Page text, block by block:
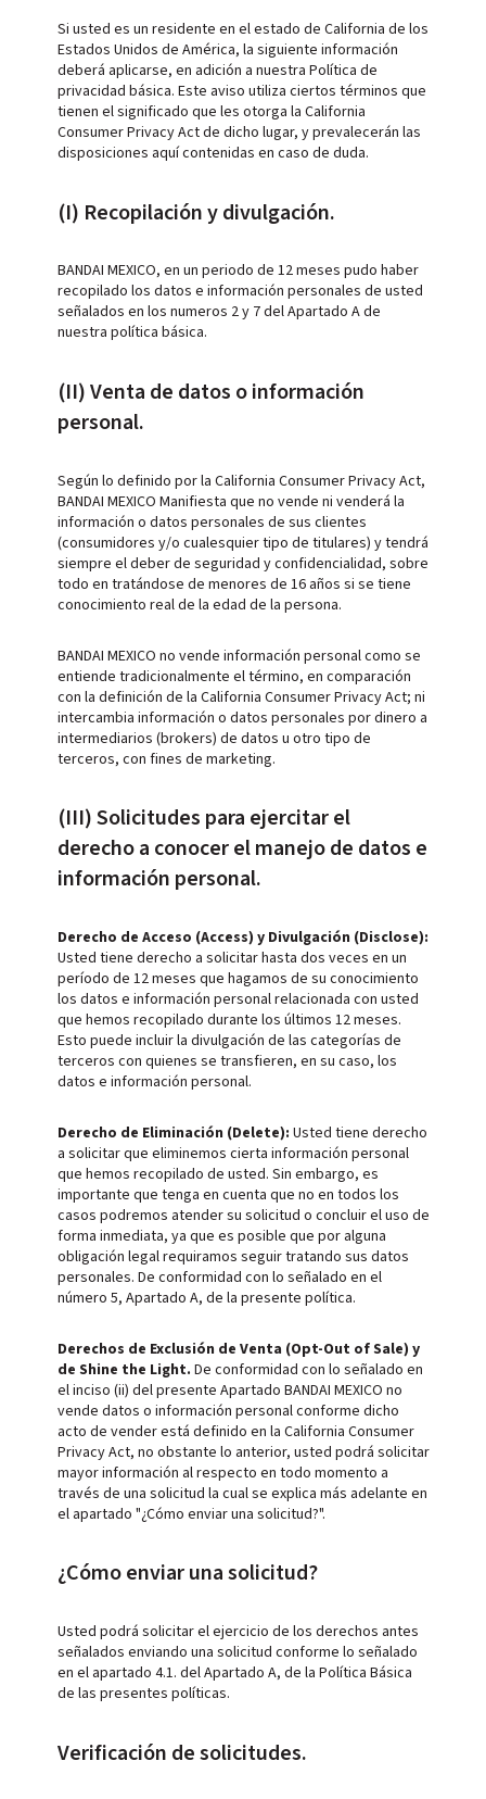
Si usted es un residente en el estado de California de los
Estados Unidos de América, la siguiente información
deberá aplicarse, en adición a nuestra Política de
privacidad básica. Este aviso utiliza ciertos términos que
tienen el significado que les otorga la California
Consumer Privacy Act de dicho lugar, y prevalecerán las
disposiciones aquí contenidas en caso de duda.
(I) Recopilación y divulgación.
BANDAI MEXICO, en un periodo de 12 meses pudo haber
recopilado los datos e información personales de usted
señalados en los numeros 2 y 7 del Apartado A de
nuestra política básica.
(II) Venta de datos o información
personal.
Según lo definido por la California Consumer Privacy Act,
BANDAI MEXICO Manifiesta que no vende ni venderá la
información o datos personales de sus clientes
(consumidores y/o cualesquier tipo de titulares) y tendrá
siempre el deber de seguridad y confidencialidad, sobre
todo en tratándose de menores de 16 años si se tiene
conocimiento real de la edad de la persona.
BANDAI MEXICO no vende información personal como se
entiende tradicionalmente el término, en comparación
con la definición de la California Consumer Privacy Act; ni
intercambia información o datos personales por dinero a
intermediarios (brokers) de datos u otro tipo de
terceros, con fines de marketing.
(III) Solicitudes para ejercitar el
derecho a conocer el manejo de datos e
información personal.
Derecho de Acceso (Access) y Divulgación (Disclose):
Usted tiene derecho a solicitar hasta dos veces en un
período de 12 meses que hagamos de su conocimiento
los datos e información personal relacionada con usted
que hemos recopilado durante los últimos 12 meses.
Esto puede incluir la divulgación de las categorías de
terceros con quienes se transfieren, en su caso, los
datos e información personal.
Derecho de Eliminación (Delete): Usted tiene derecho
a solicitar que eliminemos cierta información personal
que hemos recopilado de usted. Sin embargo, es
importante que tenga en cuenta que no en todos los
casos podremos atender su solicitud o concluir el uso de
forma inmediata, ya que es posible que por alguna
obligación legal requiramos seguir tratando sus datos
personales. De conformidad con lo señalado en el
número 5, Apartado A, de la presente política.
Derechos de Exclusión de Venta (Opt-Out of Sale) y
de Shine the Light. De conformidad con lo señalado en
el inciso (ii) del presente Apartado BANDAI MEXICO no
vende datos o información personal conforme dicho
acto de vender está definido en la California Consumer
Privacy Act, no obstante lo anterior, usted podrá solicitar
mayor información al respecto en todo momento a
través de una solicitud la cual se explica más adelante en
el apartado "¿Cómo enviar una solicitud?".
¿Cómo enviar una solicitud?
Usted podrá solicitar el ejercicio de los derechos antes
señalados enviando una solicitud conforme lo señalado
en el apartado 4.1. del Apartado A, de la Política Básica
de las presentes políticas.
Verificación de solicitudes.